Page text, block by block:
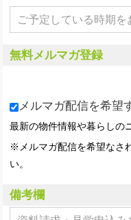
無料メルマガ登録
メルマガ配信を希望
最新の物件情報や暮らしの
※メルマガ配信を希望なさ
い。
備考欄